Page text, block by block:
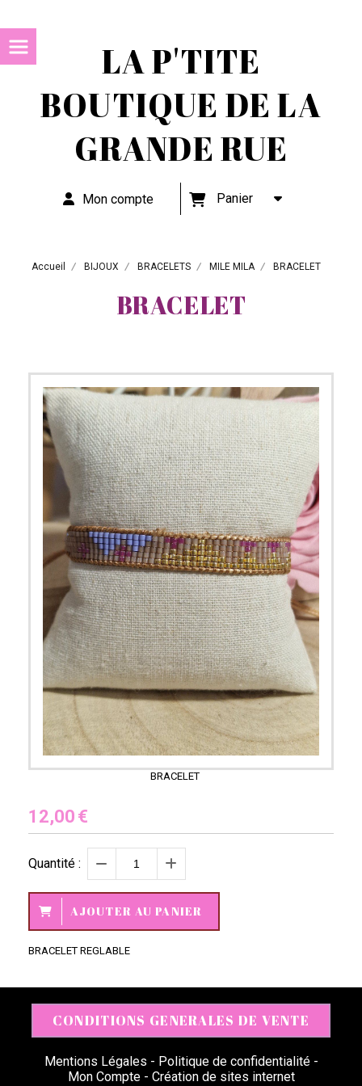
LA P'TITE
BOUTIQUE DE LA
GRANDE RUE
Mon compte Panier
Accueil BIJOUX BRACELETS MILE MILA BRACELET
BRACELET
BRACELET
12,00 €
Quantité :
AJOUTER AU PANIER
BRACELET REGLABLE
CONDITIONS GENERALES DE VENTE
Mentions Légales
Politique de confidentialité
Mon Compte
Création de sites internet